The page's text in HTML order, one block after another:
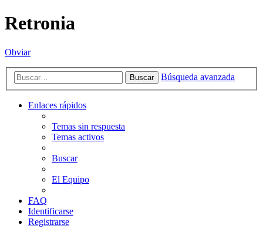
Retronia
Obviar
Buscar Búsqueda avanzada
Enlaces rápidos
Temas sin respuesta
Temas activos
Buscar
El Equipo
FAQ
Identificarse
Registrarse